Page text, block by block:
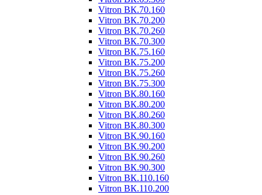
Vitron ВК.70.160
Vitron ВК.70.200
Vitron ВК.70.260
Vitron ВК.70.300
Vitron ВК.75.160
Vitron ВК.75.200
Vitron ВК.75.260
Vitron ВК.75.300
Vitron ВК.80.160
Vitron ВК.80.200
Vitron ВК.80.260
Vitron ВК.80.300
Vitron ВК.90.160
Vitron ВК.90.200
Vitron ВК.90.260
Vitron ВК.90.300
Vitron ВК.110.160
Vitron ВК.110.200